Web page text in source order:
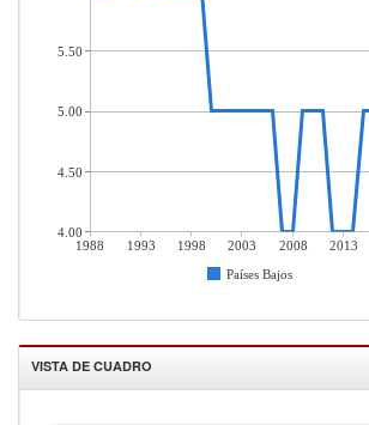
1988 1993 1998 2003 2008 2013
Países Bajos
5.50
5.00
4.50
4.00
VISTA DE CUADRO